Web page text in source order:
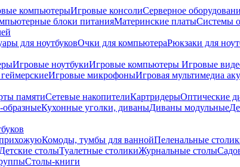
компьютерыИгровые консолиСерверное
блоки питанияМатеринские платыСистемы
для ноутбуковОчки для компьютераРюкзаки для
Игровые ноутбукиИгровые компьютеры Игровые
Игровые микрофоныИгровая мультимедиа
памятиСетевые накопителиКартридерыОптические
Кухонные уголки, диваныДиваны модульные
Комоды, тумбы для ваннойПеленальные
Детские столыТуалетные столикиЖурнальные столы
Столы-книги